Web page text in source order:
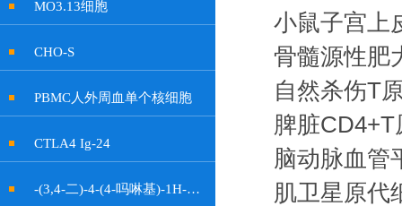
MO3.13细胞
CHO-S
PBMC人外周血单个核细胞
CTLA4 Ig-24
-(3,4-二)-4-(4-吗啉基)-1H-吡咯-2,5-二酮
小鼠子宫上
骨髓源性肥
自然杀伤T
脾脏
脑动脉血管
肌卫星原代